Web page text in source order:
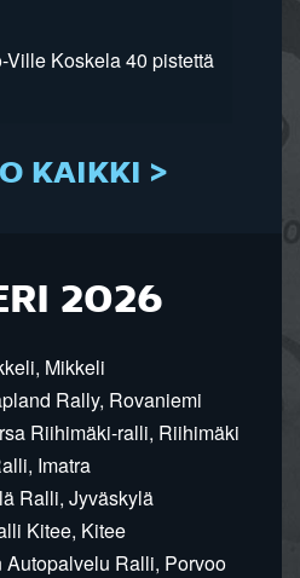
Koskela 40 pistettä
KAIKKI >
2026
Mikkeli
Rally, Rovaniemi
Riihimäki-ralli, Riihimäki
Imatra
Ralli, Jyväskylä
Kitee, Kitee
Ralli, Porvoo